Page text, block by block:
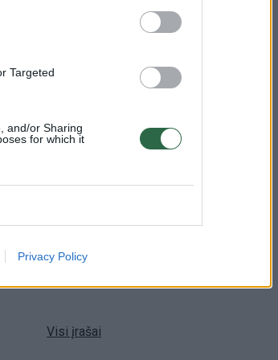
Targeted
and/or Sharing
for which it
Privacy Policy
perkūnija:
Visi įrašai